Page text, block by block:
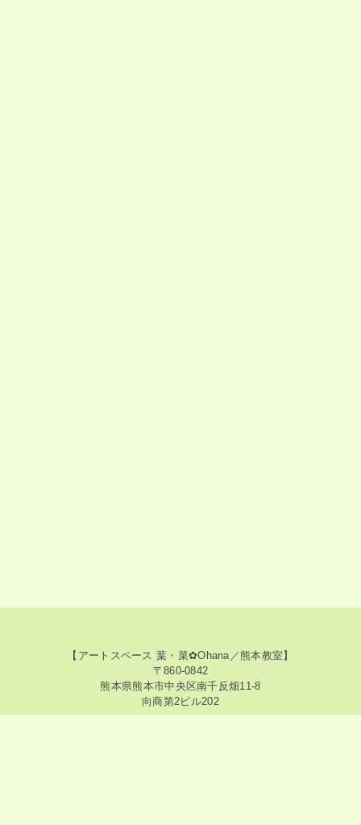
【アートスペース 葉・菜✿Ohana／熊本教室】
〒860-0842
熊本県熊本市中央区南千反畑11-8
向商第2ビル202